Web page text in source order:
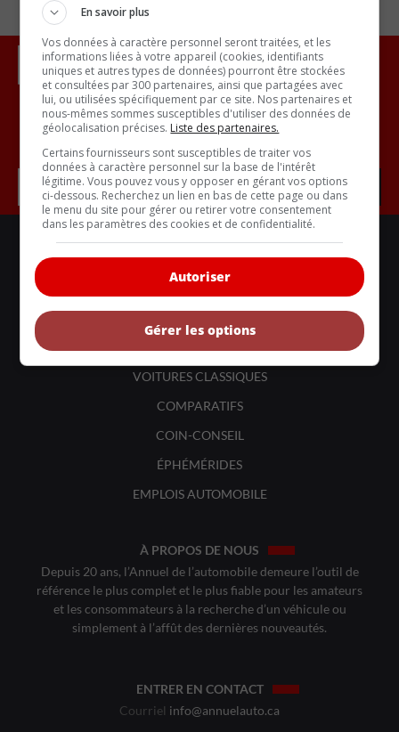
Inscrivez vous à l'infolettre.
LIENS UTILES
ACTUALITÉS
VOITURES CLASSIQUES
COMPARATIFS
COIN-CONSEIL
ÉPHÉMÉRIDES
EMPLOIS AUTOMOBILE
À PROPOS DE NOUS
Depuis 20 ans, l’Annuel de l’automobile demeure l’outil de
référence le plus complet et le plus fiable pour les amateurs
et les consommateurs à la recherche d’un véhicule ou
simplement à l’affût des dernières nouveautés.
ENTRER EN CONTACT
Courriel info@annuelauto.ca
En savoir plus
Vos données à caractère personnel seront traitées, et les
informations liées à votre appareil (cookies, identifiants
uniques et autres types de données) pourront être stockées
et consultées par 300 partenaires, ainsi que partagées avec
lui, ou utilisées spécifiquement par ce site. Nos partenaires et
nous-mêmes sommes susceptibles d'utiliser des données de
géolocalisation précises. Liste des partenaires.
Certains fournisseurs sont susceptibles de traiter vos
données à caractère personnel sur la base de l'intérêt
légitime. Vous pouvez vous y opposer en gérant vos options
ci-dessous. Recherchez un lien en bas de cette page ou dans
le menu du site pour gérer ou retirer votre consentement
dans les paramètres des cookies et de confidentialité.
Autoriser
Gérer les options